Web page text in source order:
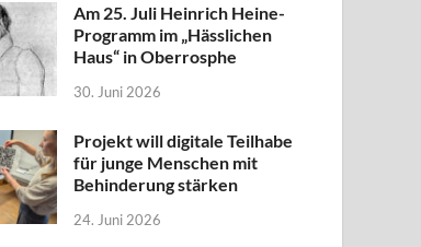
Am 25. Juli Heinrich Heine-
Programm im „Hässlichen
Haus“ in Oberrosphe
30. Juni 2026
Projekt will digitale Teilhabe
für junge Menschen mit
Behinderung stärken
24. Juni 2026